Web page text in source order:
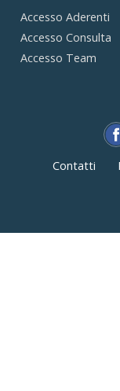
Accesso Aderenti
Accesso Consulta
Accesso Team
Contatti